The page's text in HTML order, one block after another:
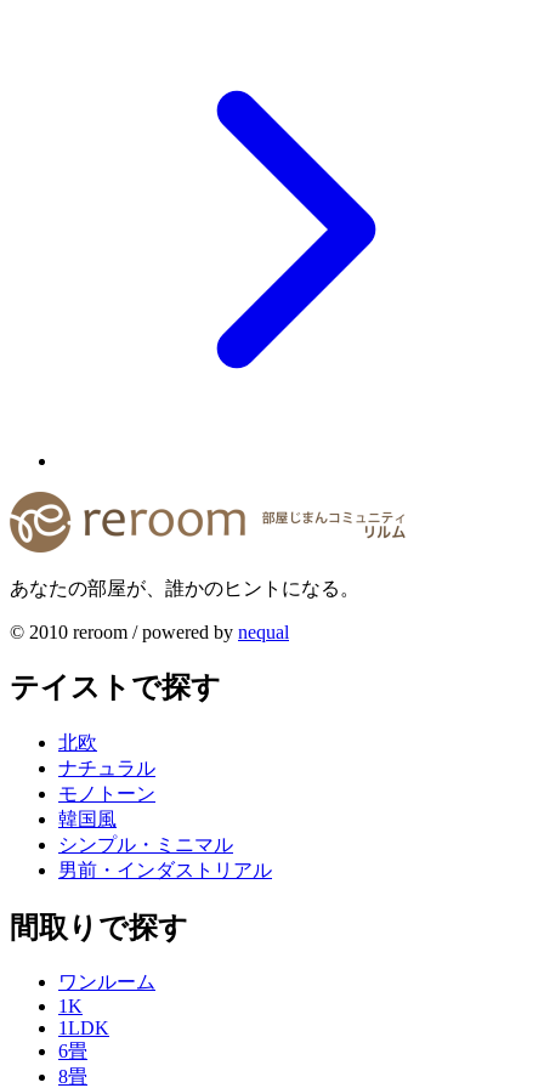
あなたの部屋が、誰かのヒントになる。
© 2010 reroom / powered by nequal
テイストで探す
北欧
ナチュラル
モノトーン
韓国風
シンプル・ミニマル
男前・インダストリアル
間取りで探す
ワンルーム
1K
1LDK
6畳
8畳